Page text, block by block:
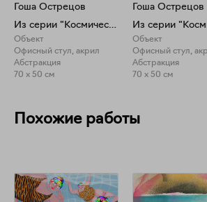
Гоша Острецов
Из серии "Космический офис"
Объект
Офисный стул, акрил
Абстракция
70 x 50 см
Гоша Острецов
Объект
Офисный стул,
Абстракция
70 x 50 см
Похожие работы